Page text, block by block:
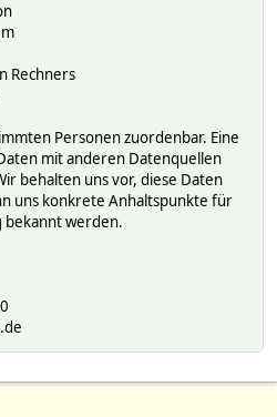
Rechners
Personen zuordenbar. Eine
mit anderen Datenquellen
behalten uns vor, diese Daten
uns konkrete Anhaltspunkte für
bekannt werden.